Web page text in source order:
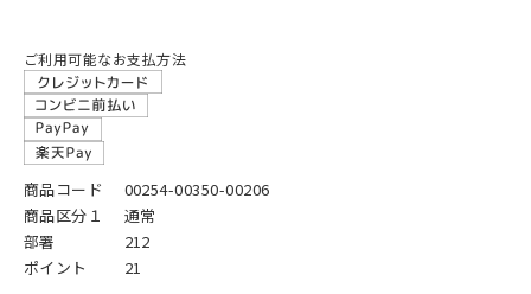
ご利用可能なお支払方法
商品コード
00254-00350-00206
商品区分１
通常
部署
212
ポイント
21